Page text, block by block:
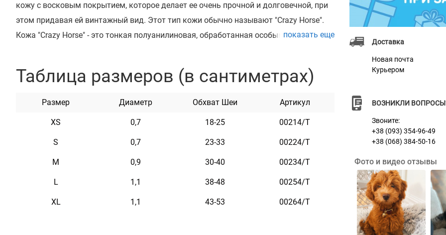
кожу с восковым покрытием, которое делает ее очень прочной и долговечной, при
этом придавая ей винтажный вид. Этот тип кожи обычно называют "Crazy Horse".
Кожа "Crazy Horse" - это тонкая полуанилиновая, обработанная особым образом и
достигается именно способом ее обработки.
службы изделия.
Характеристики
Материал Натуральная кожа
показать еще
Таблица размеров (в сантиметрах)
Размер Диаметр Обхват Шеи Артикул
XS 0,7 18-25 00214/Т
S 0,7 23-33 00224/Т
M 0,9 30-40 00234/Т
L 1,1 38-48 00254/Т
XL 1,1 43-53 00264/Т
Доставка
Новая почта
Курьером
ВОЗНИКЛИ
Звоните:
+38 (093) 354-96-49
+38 (068) 384-50-16
Фото и видео отзывы